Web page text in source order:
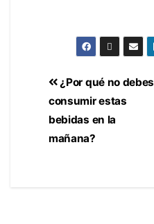
¿Por qué no debes
consumir estas
bebidas en la
mañana?